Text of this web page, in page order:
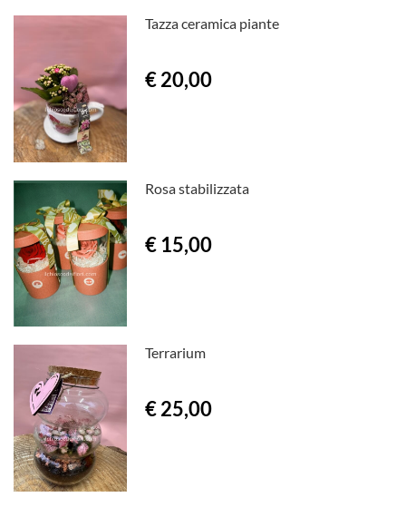
Tazza ceramica piante
€ 20,00
Rosa stabilizzata
€ 15,00
Terrarium
€ 25,00